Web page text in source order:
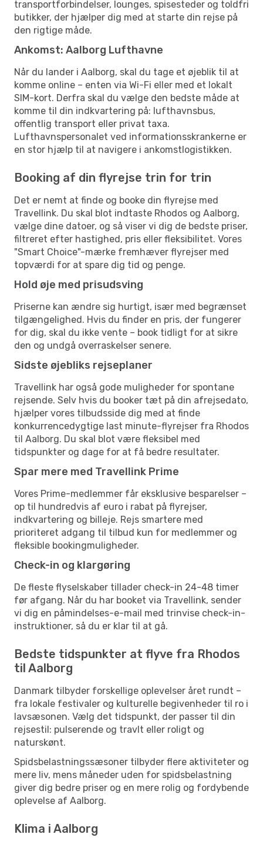
transportforbindelser, lounges, spisesteder og toldfri
butikker, der hjælper dig med at starte din rejse på
den rigtige måde.
Ankomst: Aalborg Lufthavne
Når du lander i Aalborg, skal du tage et øjeblik til at
komme online – enten via Wi-Fi eller med et lokalt
SIM-kort. Derfra skal du vælge den bedste måde at
komme til din indkvartering på: lufthavnsbus,
offentlig transport eller privat taxa.
Lufthavnspersonalet ved informationsskrankerne er
en stor hjælp til at navigere i ankomstlogistikken.
Booking af din flyrejse trin for trin
Det er nemt at finde og booke din flyrejse med
Travellink. Du skal blot indtaste Rhodos og Aalborg,
vælge dine datoer, og så viser vi dig de bedste priser,
filtreret efter hastighed, pris eller fleksibilitet. Vores
"Smart Choice"-mærke fremhæver flyrejser med
topværdi for at spare dig tid og penge.
Hold øje med prisudsving
Priserne kan ændre sig hurtigt, især med begrænset
tilgængelighed. Hvis du finder en pris, der fungerer
for dig, skal du ikke vente – book tidligt for at sikre
den og undgå overraskelser senere.
Sidste øjebliks rejseplaner
Travellink har også gode muligheder for spontane
rejsende. Selv hvis du booker tæt på din afrejsedato,
hjælper vores tilbudsside dig med at finde
konkurrencedygtige last minute-flyrejser fra Rhodos
til Aalborg. Du skal blot være fleksibel med
tidspunkter og dage for at få bedre resultater.
Spar mere med Travellink Prime
Vores Prime-medlemmer får eksklusive besparelser –
op til hundredvis af euro i rabat på flyrejser,
indkvartering og billeje. Rejs smartere med
prioriteret adgang til tilbud kun for medlemmer og
fleksible bookingmuligheder.
Check-in og klargøring
De fleste flyselskaber tillader check-in 24-48 timer
før afgang. Når du har booket via Travellink, sender
vi dig en påmindelses-e-mail med trinvise check-in-
instruktioner, så du er klar til at gå.
Bedste tidspunkter at flyve fra Rhodos
til Aalborg
Danmark tilbyder forskellige oplevelser året rundt –
fra lokale festivaler og kulturelle begivenheder til ro i
lavsæsonen. Vælg det tidspunkt, der passer til din
rejsestil: pulserende og travlt eller roligt og
naturskønt.
Spidsbelastningssæsoner tilbyder flere aktiviteter og
mere liv, mens måneder uden for spidsbelastning
giver dig bedre priser og en mere rolig og fordybende
oplevelse af Aalborg.
Klima i Aalborg